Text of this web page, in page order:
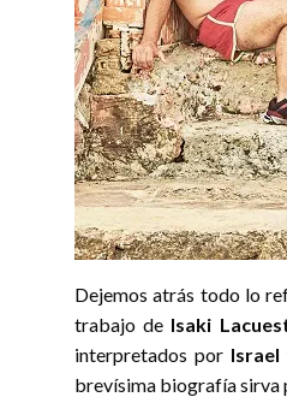
Dejemos atrás todo lo
trabajo de Isaki
interpretados por Israel
brevísima biografía sirva